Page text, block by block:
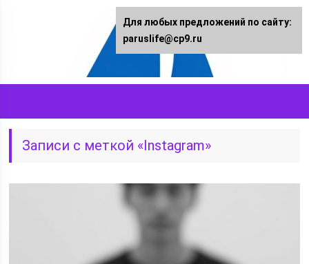
Записи с меткой «Instagram»
Для любых предложений по сайту:
paruslife@cp9.ru